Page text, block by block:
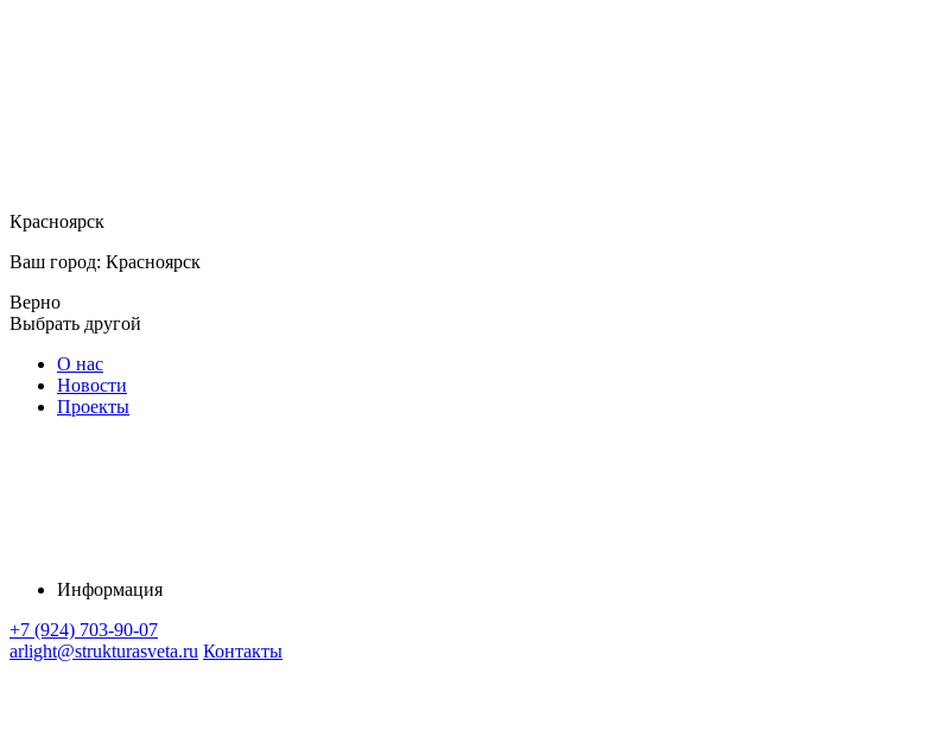
Красноярск
Ваш город: Красноярск
Верно
Выбрать другой
О нас
Новости
Проекты
Информация
+7 (924) 703-90-07
arlight@strukturasveta.ru Контакты